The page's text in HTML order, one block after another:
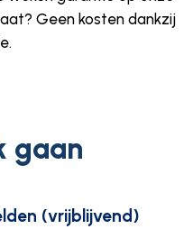
Geen kosten dankzij
gaan
(vrijblijvend)